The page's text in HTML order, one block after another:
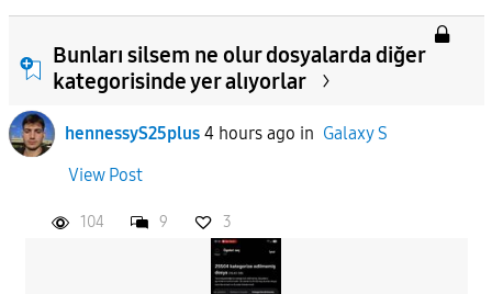
Bunları silsem ne olur dosyalarda diğer
kategorisinde yer alıyorlar
hennessyS25plus 4 hours ago in Galaxy S
View Post
104 9 3